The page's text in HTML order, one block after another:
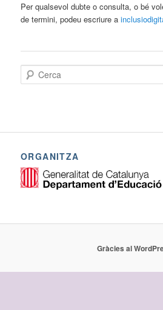
Per qualsevol dubte o consulta, o bé
de termini, podeu escriure a
e
ORGANITZA
Gràcies al